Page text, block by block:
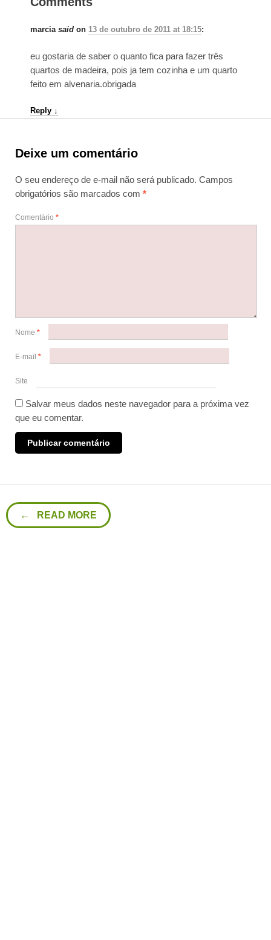
marcia said on 13 de outubro de 2011 at 18:15:
eu gostaria de saber o quanto fica para fazer três
quartos de madeira, pois ja tem cozinha e um quarto
feito em alvenaria.obrigada
Reply ↓
Deixe um comentário
O seu endereço de e-mail não será publicado. Campos
obrigatórios são marcados com *
Comentário *
Nome *
E-mail *
Site
Salvar meus dados neste navegador para a próxima vez
que eu comentar.
← READ MORE